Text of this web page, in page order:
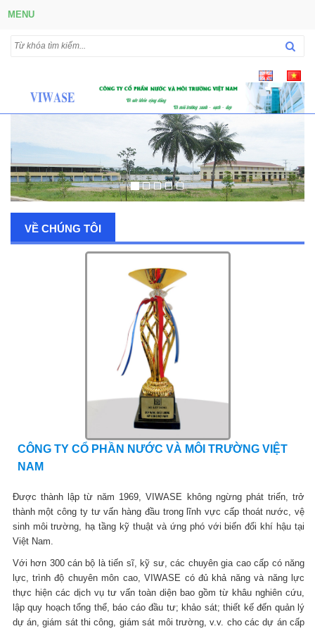
MENU
VỀ CHÚNG TÔI
CÔNG TY CỔ PHẦN NƯỚC VÀ MÔI TRƯỜNG VIỆT
NAM
Được thành lập từ năm 1969, VIWASE không ngừng phát triển, trở
thành một công ty tư vấn hàng đầu trong lĩnh vực cấp thoát nước, vệ
sinh môi trường, hạ tầng kỹ thuật và ứng phó với biến đổi khí hậu tại
Việt Nam.
Với hơn 300 cán bộ là tiến sĩ, kỹ sư, các chuyên gia cao cấp có năng
lực, trình độ chuyên môn cao, VIWASE có đủ khả năng và năng lực
thực hiện các dịch vụ tư vấn toàn diện bao gồm từ khâu nghiên cứu,
lập quy hoạch tổng thể, báo cáo đầu tư; khảo sát; thiết kế đến quản lý
dự án, giám sát thi công, giám sát môi trường, v.v. cho các dự án cấp